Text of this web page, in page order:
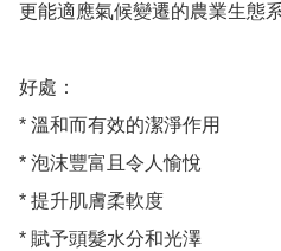
更能適應氣候變遷的農業生態系
好處：
* 溫和而有效的潔淨作用
* 泡沫豐富且令人愉悅
* 提升肌膚柔軟度
* 賦予頭髮水分和光澤